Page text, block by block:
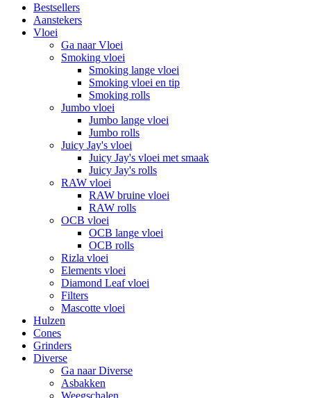
Bestsellers
Aanstekers
Vloei
Ga naar Vloei
Smoking vloei
Smoking lange vloei
Smoking vloei en tip
Smoking rolls
Jumbo vloei
Jumbo lange vloei
Jumbo rolls
Juicy Jay's vloei
Juicy Jay's vloei met smaak
Juicy Jay's rolls
RAW vloei
RAW bruine vloei
RAW rolls
OCB vloei
OCB lange vloei
OCB rolls
Rizla vloei
Elements vloei
Diamond Leaf vloei
Filters
Mascotte vloei
Hulzen
Cones
Grinders
Diverse
Ga naar Diverse
Asbakken
Weegschalen